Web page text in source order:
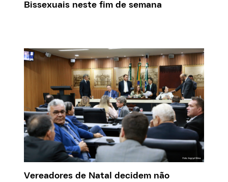
Bissexuais neste fim de semana
Vereadores de Natal decidem não